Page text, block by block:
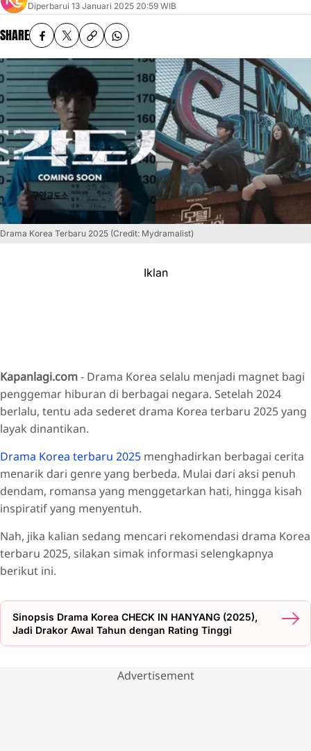
Diperbarui 13 Januari 2025 20:59 WIB
SHARE
Drama Korea Terbaru 2025 (Credit: Mydramalist)
Iklan
Kapanlagi.com- Drama Korea selalu menjadi magnet bagi
penggemar hiburan di berbagai negara. Setelah 2024
berlalu, tentu ada sederet drama Korea terbaru 2025 yang
layak dinantikan.
Drama Korea terbaru 2025 menghadirkan berbagai cerita
menarik dari genre yang berbeda. Mulai dari aksi penuh
dendam, romansa yang menggetarkan hati, hingga kisah
inspiratif yang menyentuh.
Nah, jika kalian sedang mencari rekomendasi drama Korea
terbaru 2025, silakan simak informasi selengkapnya
berikut ini.
Sinopsis Drama Korea CHECK IN HANYANG (2025),
Jadi Drakor Awal Tahun dengan Rating Tinggi
Advertisement